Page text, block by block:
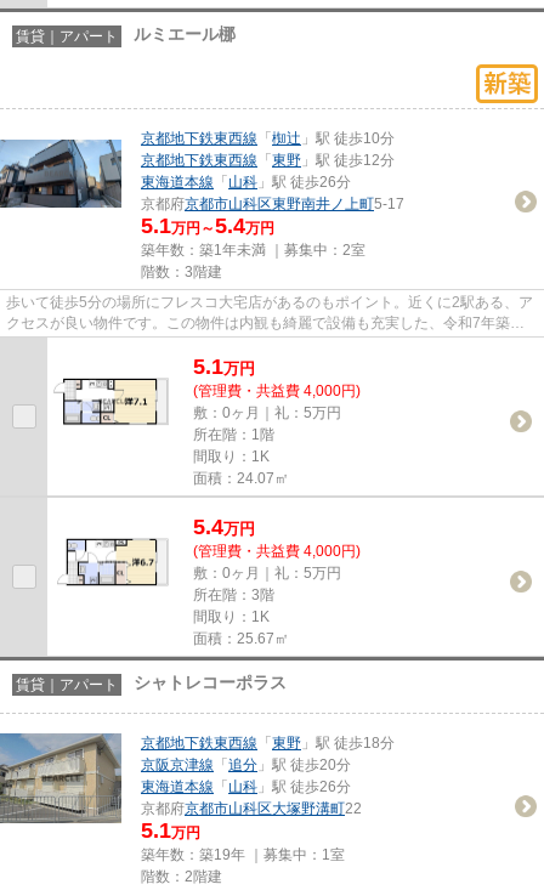
賃貸｜アパート ルミエール梛
京都地下鉄東西線 「 椥辻 」駅 徒歩10分
京都地下鉄東西線 「 東野 」駅 徒歩12分
東海道本線 「 山科 」駅 徒歩26分
京都府京都市山科区東野南井ノ上町5-17
5.1万円～5.4万円
築年数：築1年未満 ｜募集中： 2室
階数：3階建
歩いて徒歩5分の場所にフレスコ大宅店があるのもポイント。近くに2駅ある、ア
クセスが良い物件です。この物件は内観も綺麗で設備も充実した、令和7年築と
5.1万円
(管理費・共益費 4,000円)
敷：0ヶ月｜礼：5万円
所在階：1階
間取り：1K
面積：24.07㎡
5.4万円
(管理費・共益費 4,000円)
敷：0ヶ月｜礼：5万円
所在階：3階
間取り：1K
面積：25.67㎡
賃貸｜アパート シャトレコーポラス
京都地下鉄東西線 「 東野 」駅 徒歩18分
京阪京津線 「 追分 」駅 徒歩20分
東海道本線 「 山科 」駅 徒歩26分
京都府京都市山科区大塚野溝町22
5.1万円
築年数：築19年 ｜募集中： 1室
階数：2階建